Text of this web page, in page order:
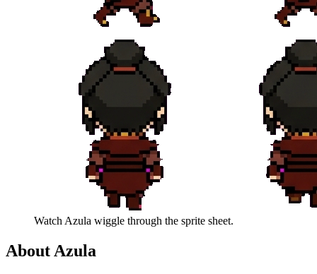
WatchAzula wiggle through the sprite sheet.
AboutAzula